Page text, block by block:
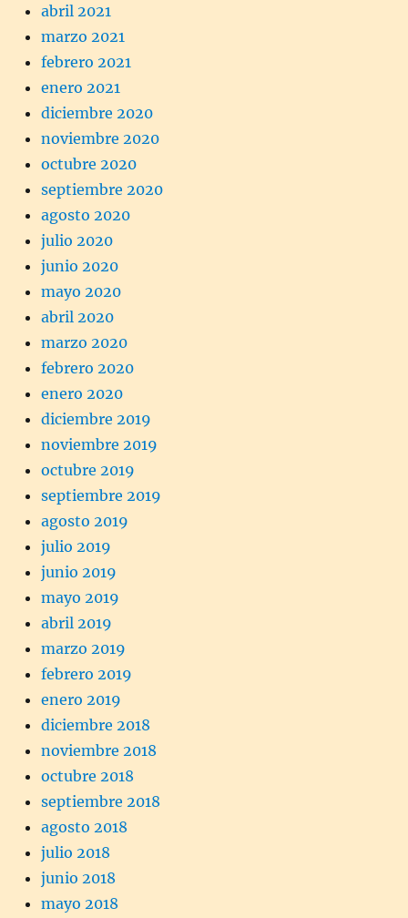
abril 2021
marzo 2021
febrero 2021
enero 2021
diciembre 2020
noviembre 2020
octubre 2020
septiembre 2020
agosto 2020
julio 2020
junio 2020
mayo 2020
abril 2020
marzo 2020
febrero 2020
enero 2020
diciembre 2019
noviembre 2019
octubre 2019
septiembre 2019
agosto 2019
julio 2019
junio 2019
mayo 2019
abril 2019
marzo 2019
febrero 2019
enero 2019
diciembre 2018
noviembre 2018
octubre 2018
septiembre 2018
agosto 2018
julio 2018
junio 2018
mayo 2018